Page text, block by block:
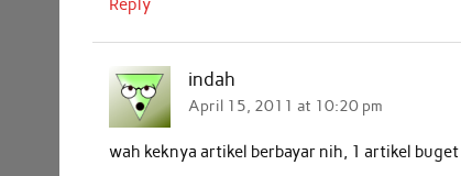
Reply
indah
April 15, 2011 at 10:20 pm
wah keknya artikel berbayar nih, 1 artikel